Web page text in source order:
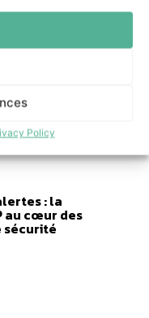
Policy
encadrer le
: la
au cœur des
sécurité